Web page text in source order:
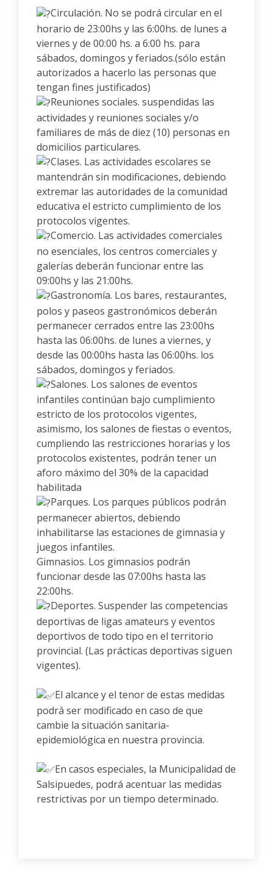
Circulación. No se podrá circular en el
horario de 23:00hs y las 6:00hs. de lunes a
viernes y de 00:00 hs. a 6:00 hs. para
sábados, domingos y feriados.(sólo están
autorizados a hacerlo las personas que
tengan fines justificados)
Reuniones sociales. suspendidas las
actividades y reuniones sociales y/o
familiares de más de diez (10) personas en
domicilios particulares.
Clases. Las actividades escolares se
mantendrán sin modificaciones, debiendo
extremar las autoridades de la comunidad
educativa el estricto cumplimiento de los
protocolos vigentes.
Comercio. Las actividades comerciales
no esenciales, los centros comerciales y
galerías deberán funcionar entre las
09:00hs y las 21:00hs.
Gastronomía. Los bares, restaurantes,
polos y paseos gastronómicos deberán
permanecer cerrados entre las 23:00hs
hasta las 06:00hs. de lunes a viernes, y
desde las 00:00hs hasta las 06:00hs. los
sábados, domingos y feriados.
Salones. Los salones de eventos
infantiles continúan bajo cumplimiento
estricto de los protocolos vigentes,
asimismo, los salones de fiestas o eventos,
cumpliendo las restricciones horarias y los
protocolos existentes, podrán tener un
aforo máximo del 30% de la capacidad
habilitada
Parques. Los parques públicos podrán
permanecer abiertos, debiendo
inhabilitarse las estaciones de gimnasia y
juegos infantiles.
Gimnasios. Los gimnasios podrán
funcionar desde las 07:00hs hasta las
22:00hs.
Deportes. Suspender las competencias
deportivas de ligas amateurs y eventos
deportivos de todo tipo en el territorio
provincial. (Las prácticas deportivas siguen
vigentes).
El alcance y el tenor de estas medidas
podrá ser modificado en caso de que
cambie la situación sanitaria-
epidemiológica en nuestra provincia.
En casos especiales, la Municipalidad de
Salsipuedes, podrá acentuar las medidas
restrictivas por un tiempo determinado.